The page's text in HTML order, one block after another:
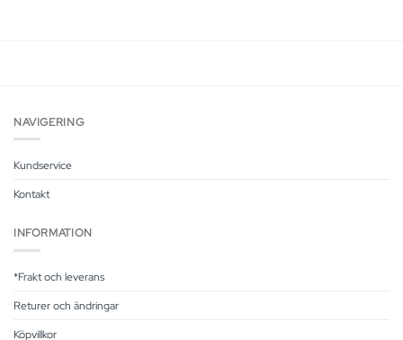
NAVIGERING
Kundservice
Kontakt
INFORMATION
*Frakt och leverans
Returer och ändringar
Köpvillkor